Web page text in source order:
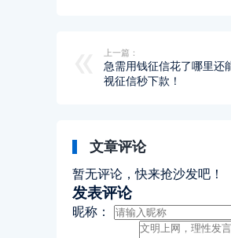
上一篇：
急需用钱征信花了哪里还
视征信秒下款！
文章评论
暂无评论，快来抢沙发吧！
发表评论
昵称：